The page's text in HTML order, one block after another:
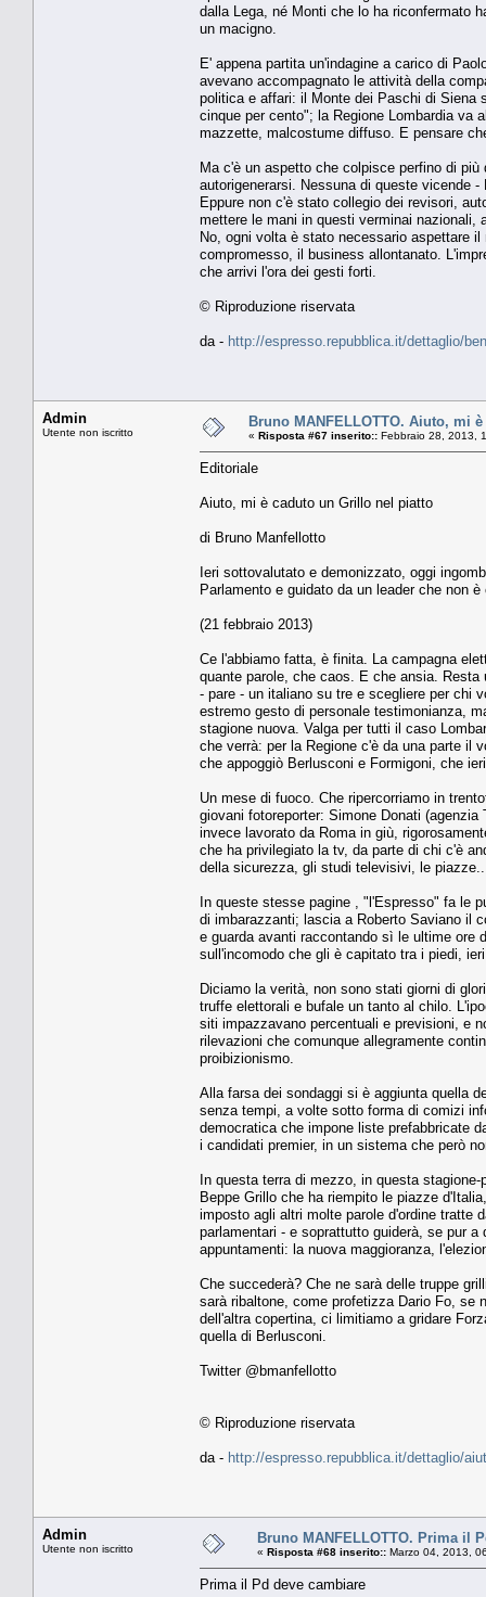
dalla Lega, né Monti che lo ha riconfermato
un macigno.
E' appena partita un'indagine a carico di
avevano accompagnato le attività della
politica e affari: il Monte dei Paschi di Siena
cinque per cento"; la Regione Lombardia va
mazzette, malcostume diffuso. E pensare
Ma c'è un aspetto che colpisce perfino di
autorigenerarsi. Nessuna di queste vicende
Eppure non c'è stato collegio dei revisori,
mettere le mani in questi verminai nazionali,
No, ogni volta è stato necessario aspettare
compromesso, il business allontanato.
che arrivi l'ora dei gesti forti.
© Riproduzione riservata
da - http://espresso.repubblica.it/dettaglio/
Admin
Utente non iscritto
Bruno MANFELLOTTO. Aiuto, mi
« Risposta #67 inserito:: Febbraio 28, 2013,
Editoriale
Aiuto, mi è caduto un Grillo nel piatto
di Bruno Manfellotto
Ieri sottovalutato e demonizzato, oggi
Parlamento e guidato da un leader che non
(21 febbraio 2013)
Ce l'abbiamo fatta, è finita. La campagna
quante parole, che caos. E che ansia.
- pare - un italiano su tre e scegliere per chi
estremo gesto di personale testimonianza,
stagione nuova. Valga per tutti il caso
che verrà: per la Regione c'è da una parte il
che appoggiò Berlusconi e Formigoni, che
Un mese di fuoco. Che ripercorriamo in
giovani fotoreporter: Simone Donati
invece lavorato da Roma in giù,
che ha privilegiato la tv, da parte di chi c'è
della sicurezza, gli studi televisivi, le
In queste stesse pagine , "l'Espresso" fa le
di imbarazzanti; lascia a Roberto Saviano il
e guarda avanti raccontando sì le ultime ore
sull'incomodo che gli è capitato tra i piedi,
Diciamo la verità, non sono stati giorni di
truffe elettorali e bufale un tanto al chilo.
siti impazzavano percentuali e previsioni, e
rilevazioni che comunque allegramente
proibizionismo.
Alla farsa dei sondaggi si è aggiunta quella
senza tempi, a volte sotto forma di comizi
democratica che impone liste prefabbricate
i candidati premier, in un sistema che però
In questa terra di mezzo, in questa
Beppe Grillo che ha riempito le piazze
imposto agli altri molte parole d'ordine tratte
parlamentari - e soprattutto guiderà, se pur
appuntamenti: la nuova maggioranza,
Che succederà? Che ne sarà delle truppe
sarà ribaltone, come profetizza Dario Fo, se
dell'altra copertina, ci limitiamo a gridare
quella di Berlusconi.
Twitter @bmanfellotto
© Riproduzione riservata
da - http://espresso.repubblica.it/dettaglio/
Admin
Utente non iscritto
Bruno MANFELLOTTO. Prima il
« Risposta #68 inserito:: Marzo 04, 2013,
Prima il Pd deve cambiare